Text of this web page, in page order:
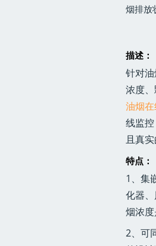
烟排放
描述：
针对
浓度
油烟
线监
且真
特点：
1、集
化器
烟浓度
2、可